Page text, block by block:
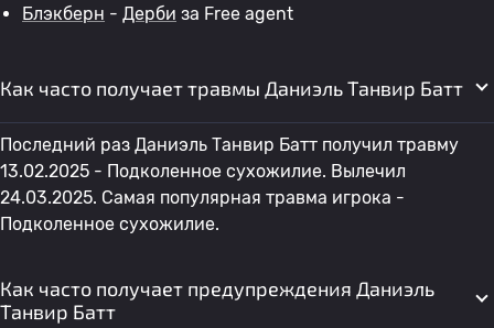
Блэкберн - Дерби за Free agent
Как часто получает травмы Даниэль Танвир Батт
Последний раз Даниэль Танвир Батт получил травму
13.02.2025 - Подколенное сухожилие. Вылечил
24.03.2025. Самая популярная травма игрока -
Подколенное сухожилие.
Как часто получает предупреждения Даниэль
Танвир Батт